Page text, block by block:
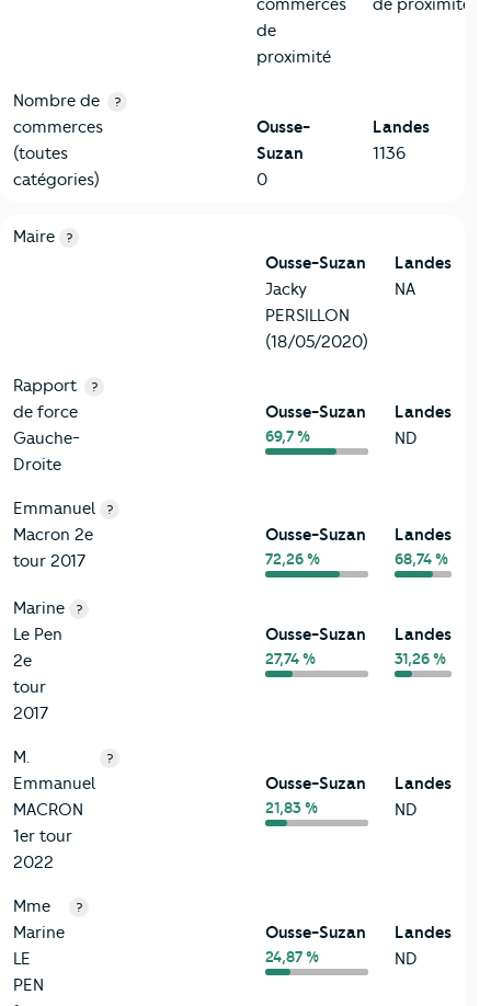
de
proximité
Nombre de
commerces
(toutes
catégories)
?
Ousse-
Suzan
0
Landes
1136
6-Politique
Critères
Maire ?
Ousse-Suzan
Jacky
PERSILLON
(18/05/2020)
Landes
NA
Rapport
de force
Gauche-
Droite
?
Ousse-Suzan
69,7 %
Landes
ND
Emmanuel
Macron 2e
tour 2017
?
Ousse-Suzan
72,26 %
Landes
68,74 %
Marine
Le Pen
2e
tour
2017
?
Ousse-Suzan
27,74 %
Landes
31,26 %
M.
Emmanuel
MACRON
1er tour
2022
?
Ousse-Suzan
21,83 %
Landes
ND
Mme
Marine
LE
PEN
?
Ousse-Suzan
24,87 %
Landes
ND